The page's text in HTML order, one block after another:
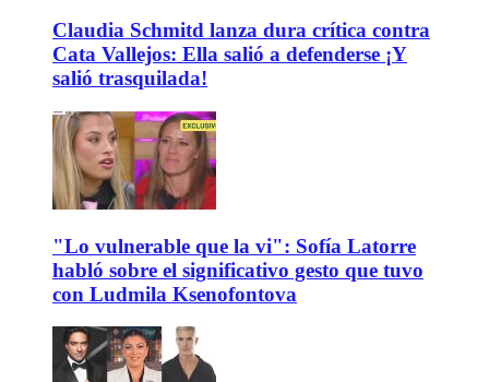
Claudia Schmitd lanza dura crítica contra
Cata Vallejos: Ella salió a defenderse ¡Y
salió trasquilada!
"Lo vulnerable que la vi": Sofía Latorre
habló sobre el significativo gesto que tuvo
con Ludmila Ksenofontova